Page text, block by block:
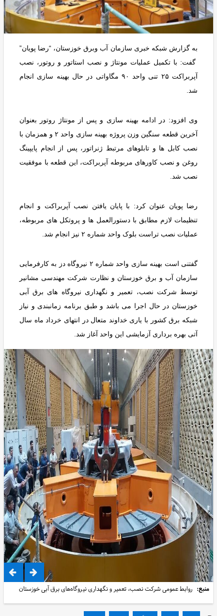
به گزارش شبکه خبری سازمان آب وبرق خوزستان، “رضا پویان”
گفت: با تکمیل عملیات مونتاژ و نصب استاتور و روتور، نصب
آپربراکت ۲۵ تنی واحد ۹۰ مگاواتی در حال بهینه سازی انجام
شد.
وی افزود: در ادامه بهینه سازی و پس از مونتاژ روتور بعنوان
آخرین قطعه سنگین وزن پروژه بهینه سازی واحد ۲ و همزمان با
نصب کابل ها و تابلوهای مرتبط ژنراتور، پس از انجام پایپینگ
روغن و نصب کاورهای مربوطه آپربراکت، این قطعه با موفقیت
نصب شد.
رضا پویان عنوان کرد: با پایان یافتن نصب آپربراکت و انجام
تنظیمات لازم مطابق با دستورالعمل ها و پروتکل های مربوطه،
عملیات نصب تراست بلوک واحد شماره ۲ نیز انجام شد.
گفتنی است بهینه سازی واحد شماره ۲ نیروگاه دز به کارفرمایی
سازمان آب و برق خوزستان و نظارت شرکت مهندسی مشانیر
توسط شرکت نصب، تعمیر و نگهداری نیروگاه های برق آبی
خوزستان در حال اجرا می باشد و طبق برنامه زمانبندی و نیاز
شبکه برق کشور با یاری خداوند متعال در انتهای خرداد ماه سال
آتی بهره برداری آزمایشی این واحد آغاز شد.
منبع: روابط عمومی شرکت نصب، تعمیر و نگهداری نیروگاه‌های برق آبی خوزستان